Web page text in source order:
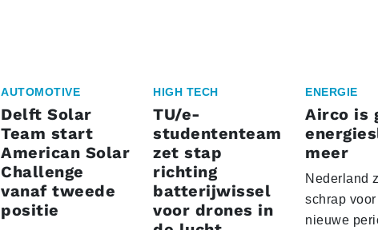
AUTOMOTIVE
Delft Solar
Team start
American Solar
Challenge
vanaf tweede
positie
HIGH TECH
TU/e-
studententeam
zet stap
richting
batterijwissel
voor drones in
ENERGIE
Airco is
meer
Nederland
schrap
nieuwe